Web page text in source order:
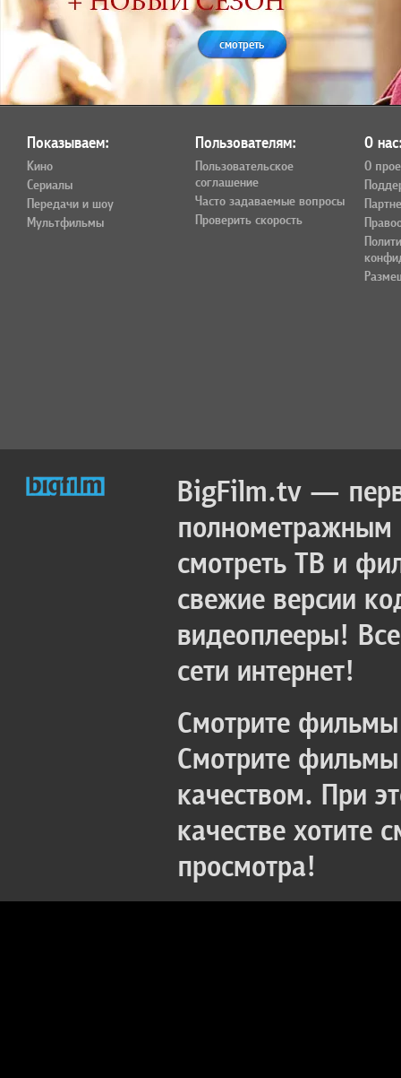
смотреть
Показываем:
Кино
Сериалы
Передачи и шоу
Мультфильмы
Пользователям:
Пользовательское
соглашение
Часто задаваемые вопросы
Проверить скорость
О
О
BigFilm.tv —
полнометражным
смотреть ТВ и
свежие версии
видеоплееры!
сети интернет!
Смотрите
Смотрите
качеством. При
качестве хотите
просмотра!